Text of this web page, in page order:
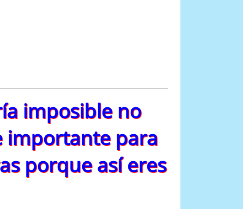
imposible no
importante para
porque así eres